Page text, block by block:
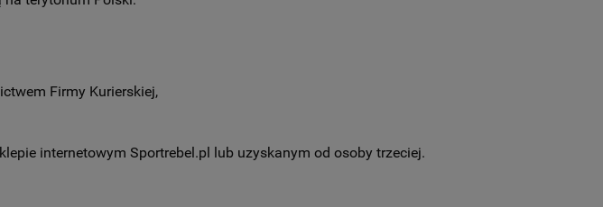
Firmy Kurierskiej,
internetowym Sportrebel.pl lub uzyskanym od osoby trzeciej.